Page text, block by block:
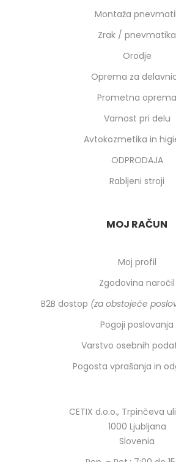
Montaža
Zrak / pnevmatika
Orodje
Oprema za
Prometna oprema
Varnost pri delu
Avtokozmetika in
ODPRODAJA
Rabljeni stroji
MOJ RAČUN
Moj profil
Zgodovina naročil
B2B dostop (za obstoječe
Pogoji poslovanja
Varstvo osebnih
Pogosta vprašanja in
CETIX d.o.o., Trpinčeva
1000 Ljubljana
Slovenia